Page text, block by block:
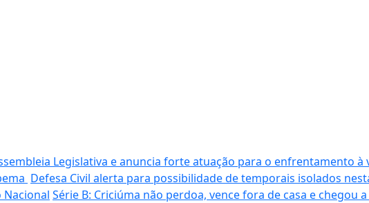
Legislativa e anuncia forte atuação para o enfrentamento
Defesa Civil alerta para possibilidade de temporais isolados
Nacional Série B: Criciúma não perdoa, vence fora de casa e chegou